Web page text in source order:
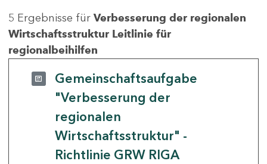
5 Ergebnisse für Verbesserung der regionalen
Wirtschaftsstruktur Leitlinie für
regionalbeihilfen
Gemeinschaftsaufgabe
"Verbesserung der
regionalen
Wirtschaftsstruktur" -
Richtlinie GRW RIGA